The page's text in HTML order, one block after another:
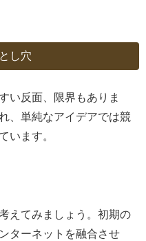
し穴
い反面、限界もありま
、単純なアイデアでは競
います。
えてみましょう。初期の
ターネットを融合させ